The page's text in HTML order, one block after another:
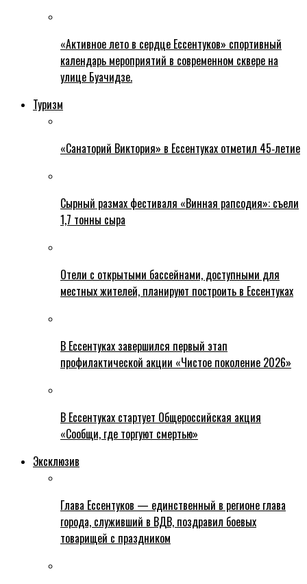
«Активное лето в сердце Ессентуков» спортивный
календарь мероприятий в современном сквере на
улице Буачидзе.
Туризм
«Санаторий Виктория» в Ессентуках отметил 45‑летие
Сырный размах фестиваля «Винная рапсодия»: съели
1,7 тонны сыра
Отели с открытыми бассейнами, доступными для
местных жителей, планируют построить в Ессентуках
В Ессентуках завершился первый этап
профилактической акции «Чистое поколение 2026»
В Ессентуках стартует Общероссийская акция
«Сообщи, где торгуют смертью»
Эксклюзив
Глава Ессентуков — единственный в регионе глава
города, служивший в ВДВ, поздравил боевых
товарищей с праздником